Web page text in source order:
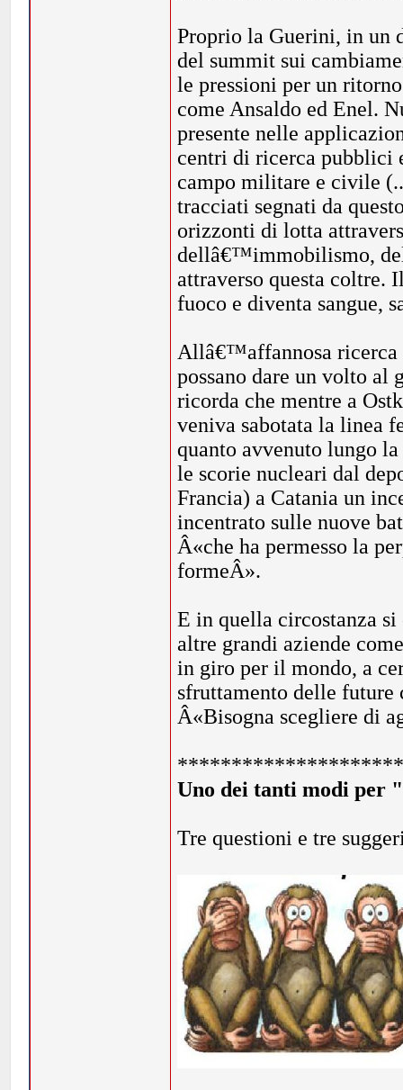
Proprio la Guerini, in un
del summit sui
le pressioni per un
come Ansaldo ed Enel.
presente nelle
centri di ricerca pubblici
campo militare e civile
tracciati segnati da
orizzonti di lotta
dellâ€™immobilismo,
attraverso questa coltre.
fuoco e diventa sangue,
Allâ€™affannosa ricerca
possano dare un volto
ricorda che mentre a
veniva sabotata la linea
quanto avvenuto lungo
le scorie nucleari dal
Francia) a Catania un
incentrato sulle nuove
Â«che ha permesso la
formeÂ».
E in quella circostanza
altre grandi aziende
in giro per il mondo, a
sfruttamento delle
Â«Bisogna scegliere di
Uno dei tanti modi per
Tre questioni e tre